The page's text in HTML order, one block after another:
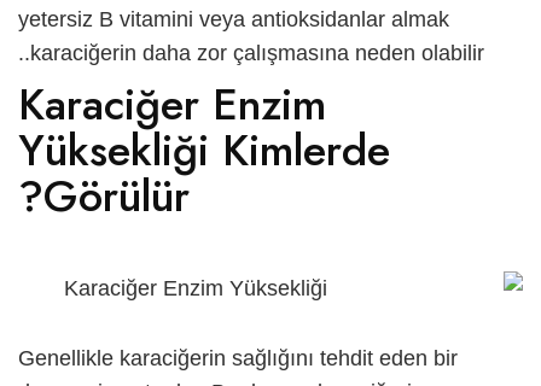
yetersiz B vitamini veya antioksidanlar almak
karaciğerin daha zor çalışmasına neden olabilir..
Karaciğer Enzim
Yüksekliği Kimlerde
Görülür?
Genellikle karaciğerin sağlığını tehdit eden bir